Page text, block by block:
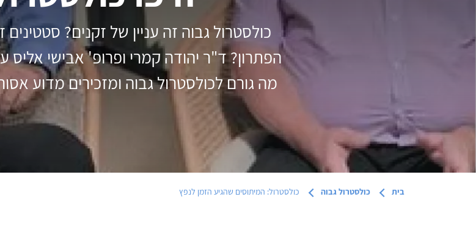
כולסטרול גבוה זה עניין של זקנים?
הפתרון? ד"ר יהודה קמרי ופרופ' אבישי
מה גורם לכולסטרול גבוה ומזכירים מדוע
בית כולסטרול גבוה כולסטרול: המיתוסים שהגיע הזמן לנפץ